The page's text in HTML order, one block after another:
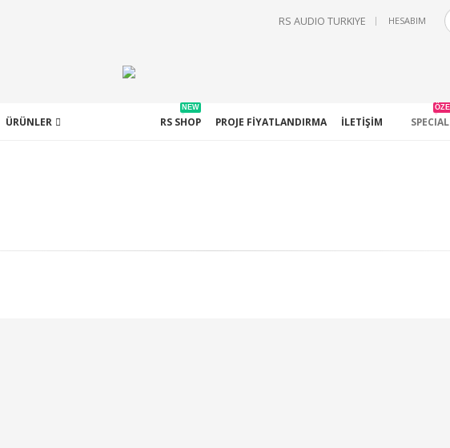
RS AUDIO TURKIYE | HESABIM
ÜRÜNLER RS SHOP
NEW
PROJE FIYATLANDIRMA İLETIŞIM